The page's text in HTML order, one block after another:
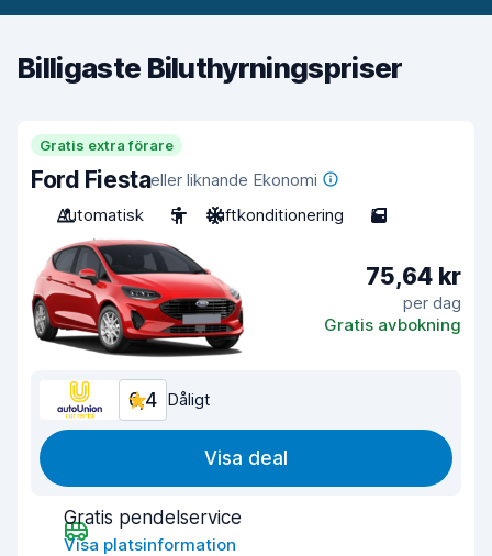
Billigaste Biluthyrningspriser
Gratis extra förare
Ford Fiestaeller liknande Ekonomi
Automatisk
5 Luftkonditionering 5
75,64 kr
per dag
Gratis avbokning
6,4 Dåligt
Visa deal
Gratis pendelservice
Visa platsinformation